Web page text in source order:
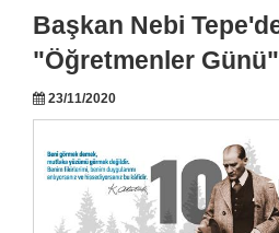
Başkan Nebi
"Öğretmenler Günü"
23/11/2020